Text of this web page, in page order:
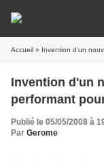
Accueil » Invention d'un
Invention d'un
performant
Publié le 05/05/2008 à
Par Gerome